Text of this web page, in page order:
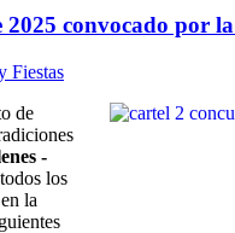
convocado por
Fiestas
de
-
los
la